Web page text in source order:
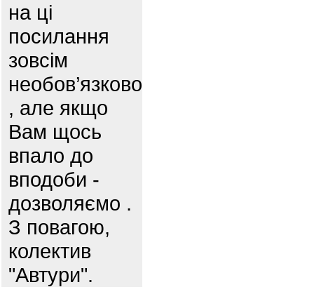
на ці
посилання
зовсім
необов’язково
, але якщо
Вам щось
впало до
вподоби -
дозволяємо .
З повагою,
колектив
"Автури".